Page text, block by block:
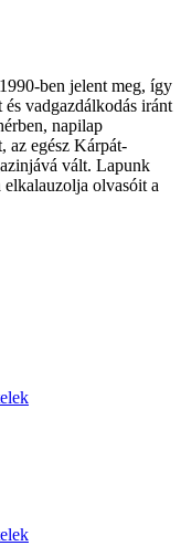
ben jelent meg, így
vadgazdálkodás iránt
napilap
az egész Kárpát-
vált. Lapunk
olvasóit a